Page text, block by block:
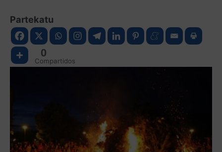
Partekatu
0
Compartidos